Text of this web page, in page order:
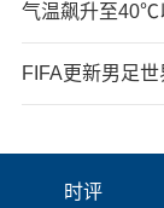
气温飙升至40℃
FIFA更新男足
时评